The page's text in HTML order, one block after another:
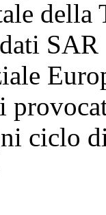
della
ciclo